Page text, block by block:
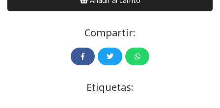
Compartir:
Etiquetas: